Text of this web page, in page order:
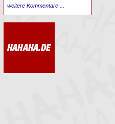
weitere Kommentare ...